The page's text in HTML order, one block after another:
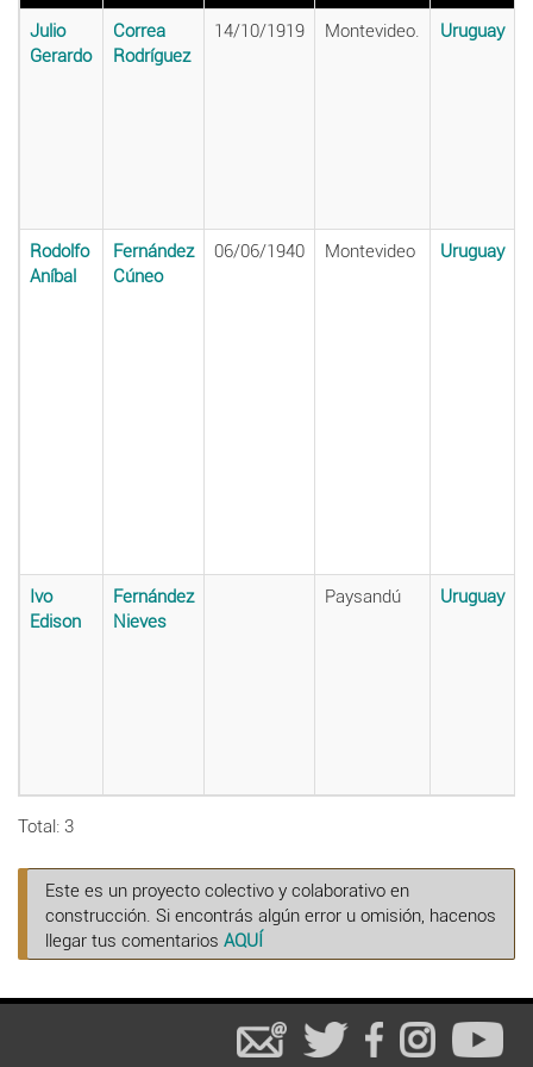
Julio
Gerardo
Correa
Rodríguez
14/10/1919 Montevideo. Uruguay
Rodolfo
Aníbal
Fernández
Cúneo
06/06/1940 Montevideo Uruguay
Ivo
Edison
Fernández
Nieves
Paysandú Uruguay
Total: 3
Este es un proyecto colectivo y colaborativo en
construcción. Si encontrás algún error u omisión, hacenos
llegar tus comentarios AQUÍ